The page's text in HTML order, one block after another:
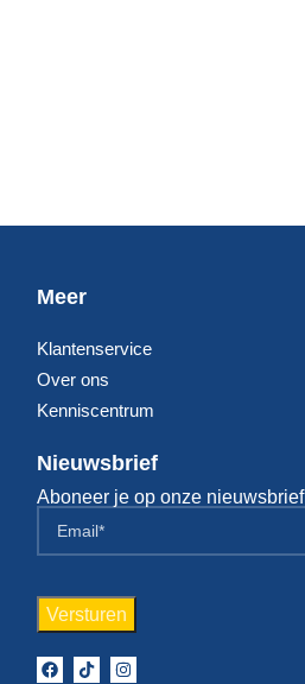
Meer
Klantenservice
Over ons
Kenniscentrum
Nieuwsbrief
Aboneer je op onze nieuwsbrief